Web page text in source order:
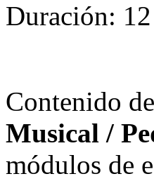
Duración:
Contenido
Musical /
módulos de